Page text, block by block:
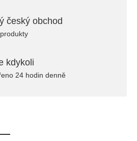
český obchod
kdykoli
24 hodin denně